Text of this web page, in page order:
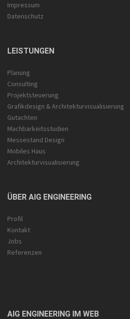
Impressum
Datenschutz
LEISTUNGEN
Planung
Consulting
Projektsteuerung
Grafikdesign & Architektur­visualisierung
Gutachten
Machbarkeitsstudien
Messestand Design
Mobiles Haus
Architekturvisualisierung
ÜBER AIG ENGINEERING
Profil
Kontakt
Jobs
Referenzen
AIG ENGINEERING IM WEB